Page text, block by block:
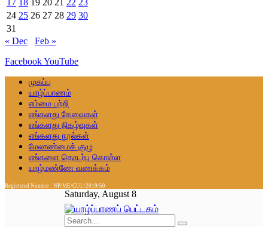
17 18 19 20 21 22 23
24 25 26 27 28 29 30
31
« Dec
Feb »
FacebookYouTube
முகப்பு
யாழ்ப்பாணம்
எம்மை பற்றி
எங்களது தேவைகள்
எங்களது நிகழ்வுகள்
எங்களது நூல்கள்
மேலாண்மைக் குழு
எங்களை தொடர்பு கொள்ள
யாழ்மண்ணே வணக்கம்
Registered Number : NP/ME/CUL/2019/50
Saturday, August 8